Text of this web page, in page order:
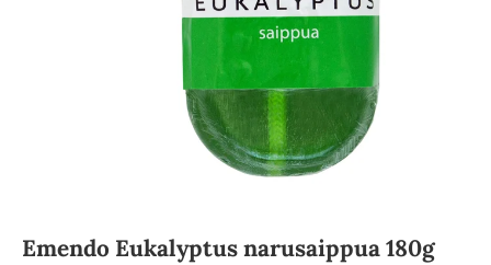
Emendo Eukalyptus narusaippua 180g